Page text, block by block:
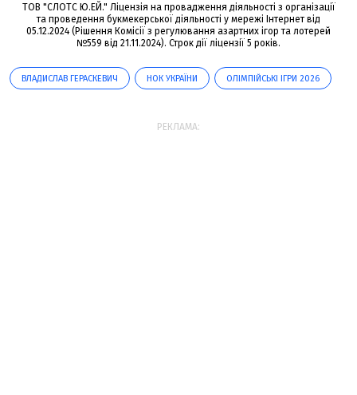
ТОВ "СЛОТС Ю.ЕЙ." Ліцензія на провадження діяльності з організації
та проведення букмекерської діяльності у мережі Інтернет від
05.12.2024 (Рішення Комісії з регулювання азартних ігор та лотерей
№559 від 21.11.2024). Строк дії ліцензії 5 років.
ВЛАДИСЛАВ ГЕРАСКЕВИЧ НОК УКРАЇНИ ОЛІМПІЙСЬКІ ІГРИ 2026
РЕКЛАМА: